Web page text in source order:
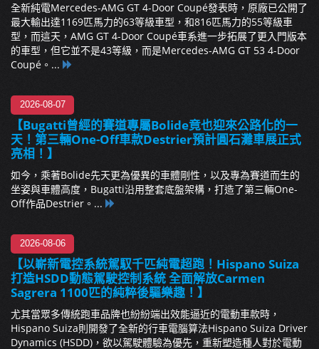
全新純電Mercedes-AMG GT 4-Door Coupé發表時，原廠已公開了
最大輸出達1169匹馬力的63等級車型，和816匹馬力的55等級車
型，而這天，AMG GT 4-Door Coupé車系進一步拓展了更入門版本
的車型，但它並不是43等級，而是Mercedes-AMG GT 53 4-Door
Coupé。...
2026-08-07
【Bugatti曾經的賽道專屬Bolide竟也迎來公路化的一
天！第三輛One-Off車款Destrier預計圓石灘車展正式
亮相！】
如今，乘著Bolide先天更為優異的車體剛性，以及專為賽道而生的
坐姿與車體高度，Bugatti沿用整套底盤架構，打造了第三輛One-
Off作品Destrier。...
2026-08-06
【以嶄新電控系統駕馭千匹純電超跑！Hispano Suiza
打造HSDD動態駕駛控制系統 全面解放Carmen
Sagrera 1100匹的純粹後驅樂趣！】
尤其當眾多傳統跑車品牌也紛紛端出效能逼近的電動車款時，
Hispano Suiza則開發了全新的行車電腦算法Hispano Suiza Driver
Dynamics (HSDD)，欲以駕駛體驗為優先，重新塑造種人對於電動